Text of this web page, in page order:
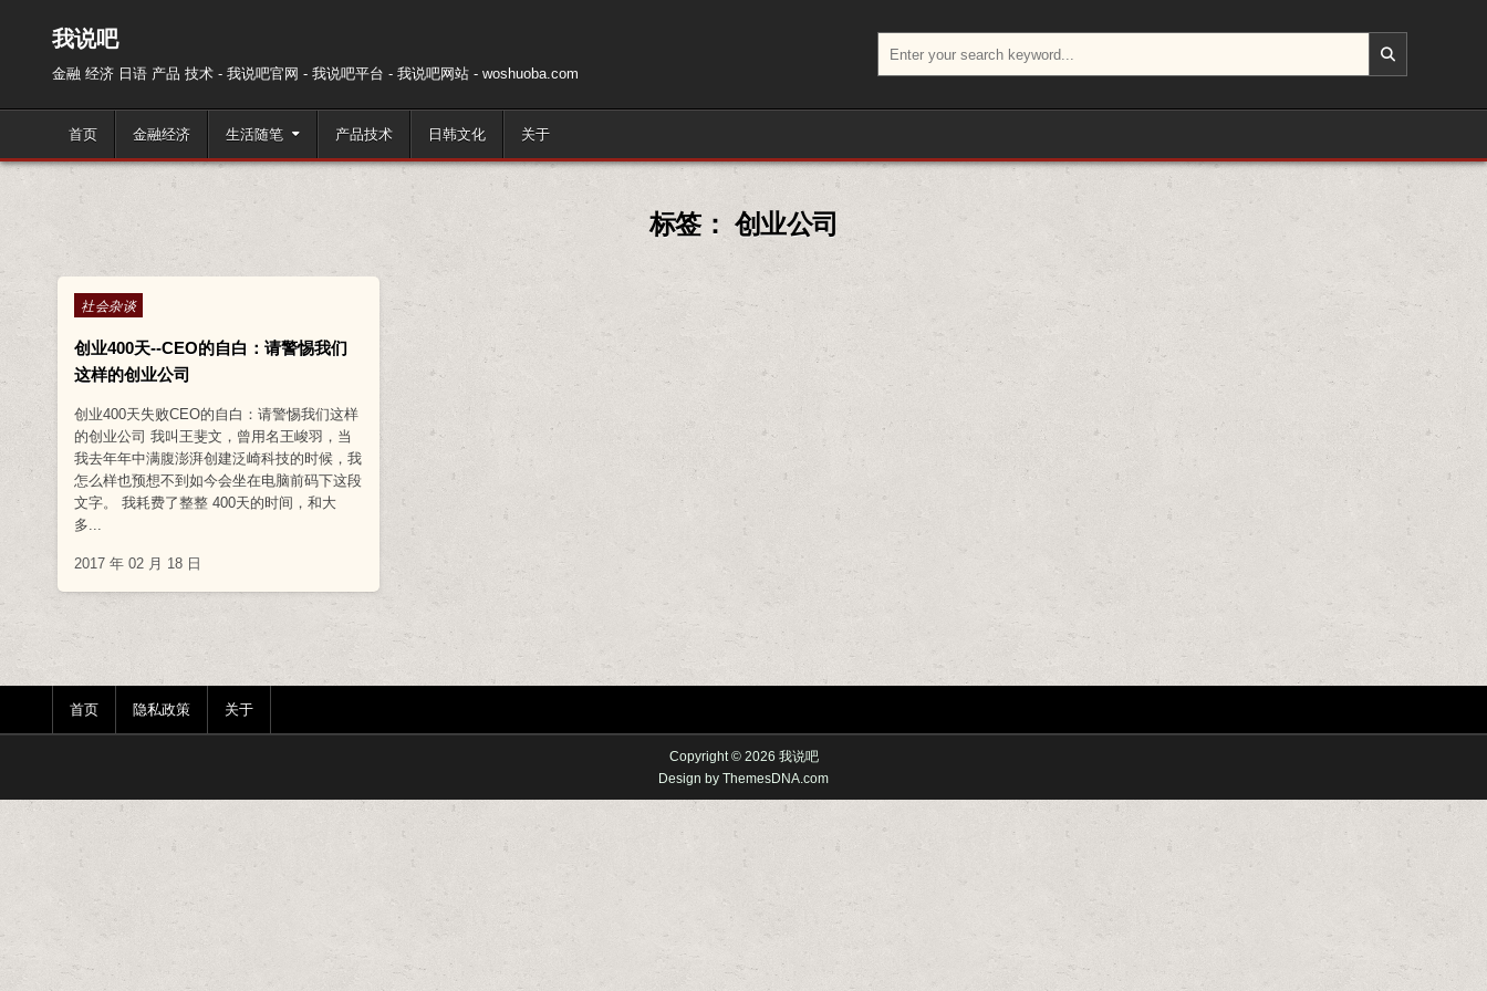
我说吧
金融 经济 日语 产品 技术 - 我说吧官网 - 我说吧平台 - 我说吧网站 - woshuoba.com
首页 金融经济 生活随笔 产品技术 日韩文化 关于
标签： 创业公司
Posted in
社会杂谈
创业400天--CEO的自白：请警惕我们
这样的创业公司
创业400天失败CEO的自白：请警惕我们这样
的创业公司 我叫王斐文，曾用名王峻羽，当
我去年年中满腹澎湃创建泛崎科技的时候，我
怎么样也预想不到如今会坐在电脑前码下这段
文字。 我耗费了整整 400天的时间，和大
多...
2017 年 02 月 18 日
首页 隐私政策 关于
Copyright © 2026 我说吧
Design by ThemesDNA.com